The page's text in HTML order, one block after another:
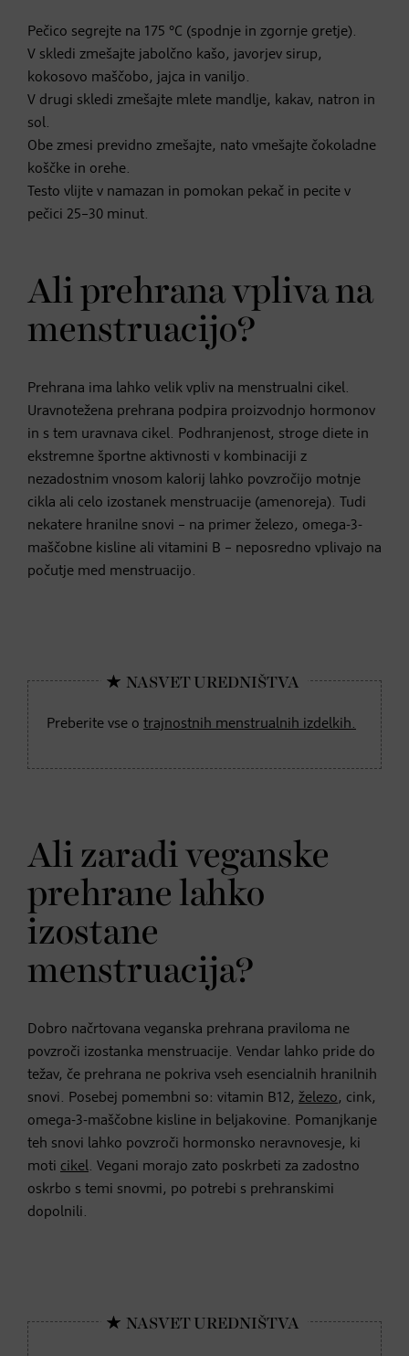
Pečico segrejte na 175 °C (spodnje in zgornje gretje).
V skledi zmešajte jabolčno kašo, javorjev sirup,
kokosovo maščobo, jajca in vaniljo.
V drugi skledi zmešajte mlete mandlje, kakav, natron in
sol.
Obe zmesi previdno zmešajte, nato vmešajte čokoladne
koščke in orehe.
Testo vlijte v namazan in pomokan pekač in pecite v
pečici 25–30 minut.
Ali prehrana vpliva na
menstruacijo?
Prehrana ima lahko velik vpliv na menstrualni cikel.
Uravnotežena prehrana podpira proizvodnjo hormonov
in s tem uravnava cikel. Podhranjenost, stroge diete in
ekstremne športne aktivnosti v kombinaciji z
nezadostnim vnosom kalorij lahko povzročijo motnje
cikla ali celo izostanek menstruacije (amenoreja). Tudi
nekatere hranilne snovi – na primer železo, omega-3-
maščobne kisline ali vitamini B – neposredno vplivajo na
počutje med menstruacijo.
Preberite vse o trajnostnih menstrualnih izdelkih.
Ali zaradi veganske
prehrane lahko
izostane
menstruacija?
Dobro načrtovana veganska prehrana praviloma ne
povzroči izostanka menstruacije. Vendar lahko pride do
težav, če prehrana ne pokriva vseh esencialnih hranilnih
snovi. Posebej pomembni so: vitamin B12, železo, cink,
omega-3-maščobne kisline in beljakovine. Pomanjkanje
teh snovi lahko povzroči hormonsko neravnovesje, ki
moti cikel. Vegani morajo zato poskrbeti za zadostno
oskrbo s temi snovmi, po potrebi s prehranskimi
dopolnili.